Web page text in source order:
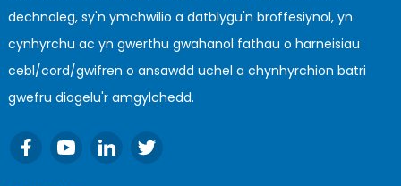
dechnoleg, sy'n ymchwilio a datblygu'n broffesiynol, yn
cynhyrchu ac yn gwerthu gwahanol fathau o harneisiau
cebl/cord/gwifren o ansawdd uchel a chynhyrchion batri
gwefru diogelu'r amgylchedd.